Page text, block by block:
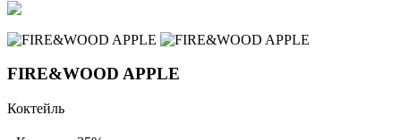
FIRE&WOOD APPLE
Коктейль